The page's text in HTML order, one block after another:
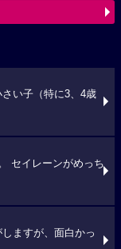
い子（特に3、4歳
セイレーンがめっち
ますが、面白かっ